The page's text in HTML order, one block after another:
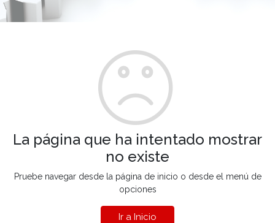
La página que ha intentado mostrar
no existe
Pruebe navegar desde la página de inicio o desde el menú de
opciones
Ir a Inicio